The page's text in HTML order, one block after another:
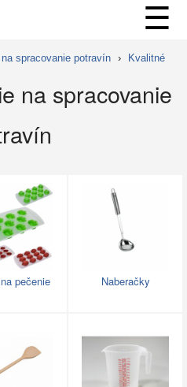
☰
na spracovanie potravín › Kvalitné
na spracovanie
pečenie Naberačky